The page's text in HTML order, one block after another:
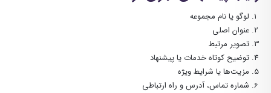
لوگو یا نام مجموعه
عنوان اصلی
تصویر مرتبط
توضیح کوتاه خدمات یا پیشنهاد
مزیت‌ها یا شرایط ویژه
شماره تماس، آدرس و راه ارتباطی